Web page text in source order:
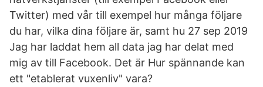
Twitter) med vår till exempel hur många följare
du har, vilka dina följare är, samt hu 27 sep 2019
Jag har laddat hem all data jag har delat med
mig av till Facebook. Det är Hur spännande kan
ett "etablerat vuxenliv" vara?